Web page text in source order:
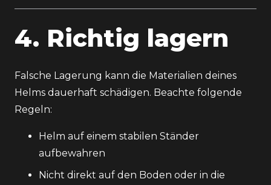
4. Richtig lagern
Falsche Lagerung kann die Materialien deines
Helms dauerhaft schädigen. Beachte folgende
Regeln:
Helm auf einem stabilen Ständer
aufbewahren
Nicht direkt auf den Boden oder in die